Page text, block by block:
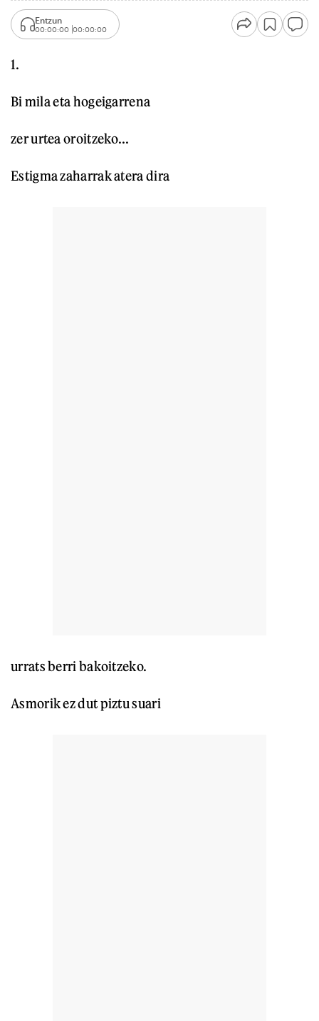
Entzun
00:00:00 00:00:00
1.
Bi mila eta hogeigarrena
zer urtea oroitzeko...
Estigma zaharrak atera dira
urrats berri bakoitzeko.
Asmorik ez dut piztu suari